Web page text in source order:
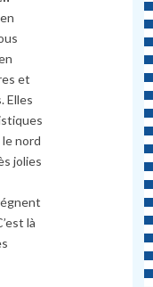
et
Elles
nord
jolies
là